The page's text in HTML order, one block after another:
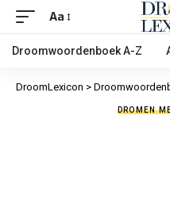
Aa
Droomwoordenboek A-Z
DroomLexicon >
DROMEN